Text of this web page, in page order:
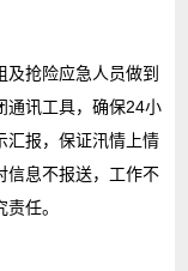
抢险应急人员做到
通讯工具，确保24小
汇报，保证汛情上情
信息不报送，工作不
任。